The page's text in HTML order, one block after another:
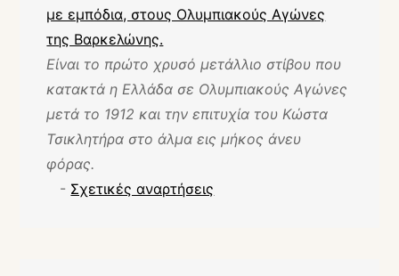
με εμπόδια, στους Ολυμπιακούς Αγώνες
της Βαρκελώνης.
Είναι το πρώτο χρυσό μετάλλιο στίβου που
κατακτά η Ελλάδα σε Ολυμπιακούς Αγώνες
μετά το 1912 και την επιτυχία του Κώστα
Τσικλητήρα στο άλμα εις μήκος άνευ
φόρας.
- Σχετικές αναρτήσεις